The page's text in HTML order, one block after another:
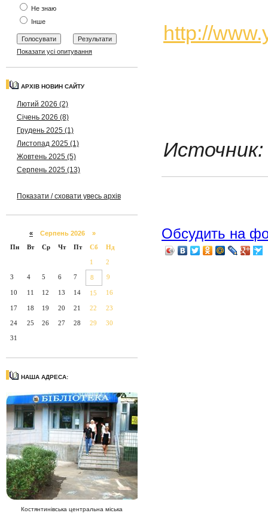
Не знаю
Інше
Показати усі опитування
АРХІВ НОВИН САЙТУ
Лютий 2026 (2)
Січень 2026 (8)
Грудень 2025 (1)
Листопад 2025 (1)
Жовтень 2025 (5)
Серпень 2025 (13)
Показати / сховати увесь архів
« Серпень 2026 »
Пн
Вт Ср Чт Пт Сб Нд
1 2
3 4 5 6 7 8 9
10 11 12 13 14 15 16
17 18 19 20 21 22 23
24 25 26 27 28 29 30
31
НАША АДРЕСА:
Костянтинівська центральна міська
http://
Источник:
Обсудить на